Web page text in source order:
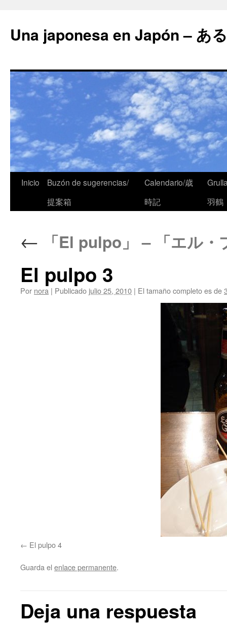
Una japonesa en Japón – あ
Inicio
Buzón de sugerencias/
提案箱
Calendario/歳
時記
羽鶴
← 「El pulpo」 – 「エル・
El pulpo 3
Por nora | Publicado julio 25, 2010 | El tamaño completo es de
El pulpo 4
Guarda el enlace permanente.
Deja una respuesta